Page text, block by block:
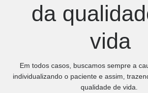
da
vida
Em todos casos, buscamos sempre a
individualizando o paciente e assim,
qualidade de vida.